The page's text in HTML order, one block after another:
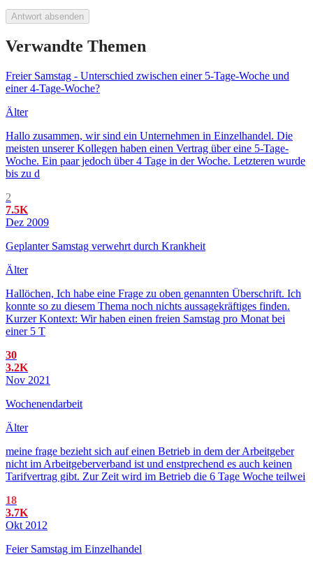
Antwort absenden
Verwandte Themen
Freier Samstag - Unterschied zwischen einer 5-Tage-Woche und
einer 4-Tage-Woche?
Älter
Hallo zusammen, wir sind ein Unternehmen in Einzelhandel. Die
meisten unserer Kollegen haben einen Vertrag über eine 5-Tage-
Woche. Ein paar jedoch über 4 Tage in der Woche. Letzteren wurde
bis zu d
2
7.5K
Dez 2009
Geplanter Samstag verwehrt durch Krankheit
Älter
Hallöchen, Ich habe eine Frage zu oben genannten Überschrift. Ich
konnte so zu diesem Thema noch nichts aussagekräftiges finden.
Kurzer Kontext: Wir haben einen freien Samstag pro Monat bei
einer 5 T
30
3.2K
Nov 2021
Wochenendarbeit
Älter
meine frage bezieht sich auf einen Betrieb in dem der Arbeitgeber
nicht im Arbeitgeberverband ist und enstprechend es auch keinen
Tarifvertrag gibt. Zur Zeit wird im Betrieb die 6 Tage Woche teilwei
18
3.7K
Okt 2012
Feier Samstag im Einzelhandel